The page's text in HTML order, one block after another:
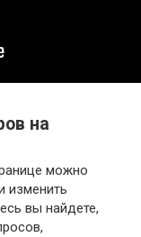
на
можно
изменить
вы найдете,